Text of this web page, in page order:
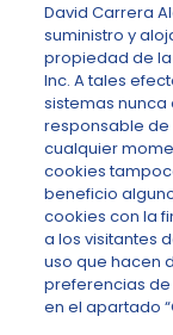
David Carrera
suministro y
propiedad de
Inc. A tales
sistemas
responsable de
cualquier
cookies
beneficio
cookies con la
a los visitantes
uso que hacen
preferencias
en el apartado